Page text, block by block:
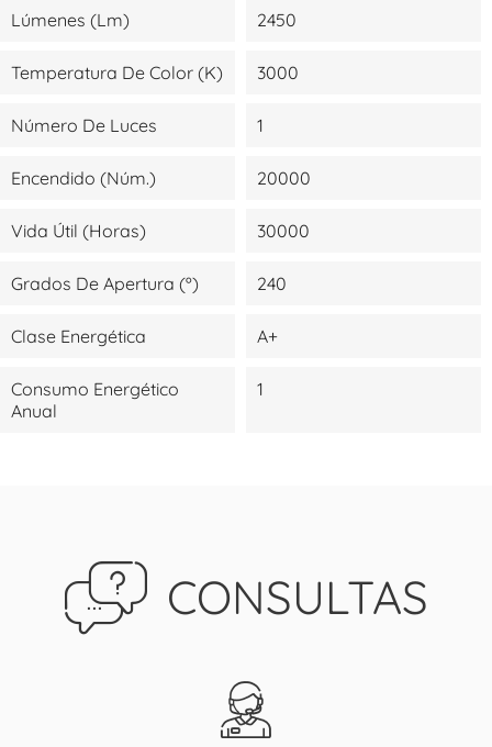
Lúmenes (lm) 2450
Temperatura De Color (K) 3000
Número De Luces 1
Encendido (Núm.) 20000
Vida Útil (Horas) 30000
Grados De Apertura (º) 240
Clase Energética A+
Consumo Energético
Anual
1
CONSULTAS